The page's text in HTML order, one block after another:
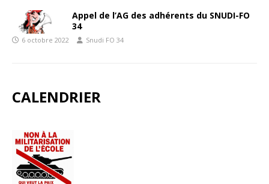
Appel de l’AG des adhérents du SNUDI-FO
34
6 octobre 2022 Snudi FO 34
CALENDRIER